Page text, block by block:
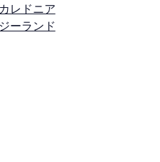
レドニア
ーランド